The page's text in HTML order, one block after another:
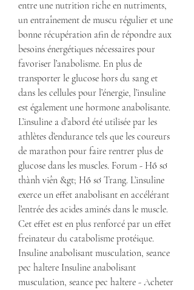
entre une nutrition riche en nutriments,
un entraînement de muscu régulier et une
bonne récupération afin de répondre aux
besoins énergétiques nécessaires pour
favoriser l’anabolisme. En plus de
transporter le glucose hors du sang et
dans les cellules pour l’énergie, l’insuline
est également une hormone anabolisante.
L’insuline a d’abord été utilisée par les
athlètes d’endurance tels que les coureurs
de marathon pour faire rentrer plus de
glucose dans les muscles. Forum - Hồ sơ
thành viên &gt; Hồ sơ Trang. L’insuline
exerce un effet anabolisant en accélérant
l’entrée des acides aminés dans le muscle.
Cet effet est en plus renforcé par un effet
freinateur du catabolisme protéique.
Insuline anabolisant musculation, seance
pec haltere Insuline anabolisant
musculation, seance pec haltere - Acheter